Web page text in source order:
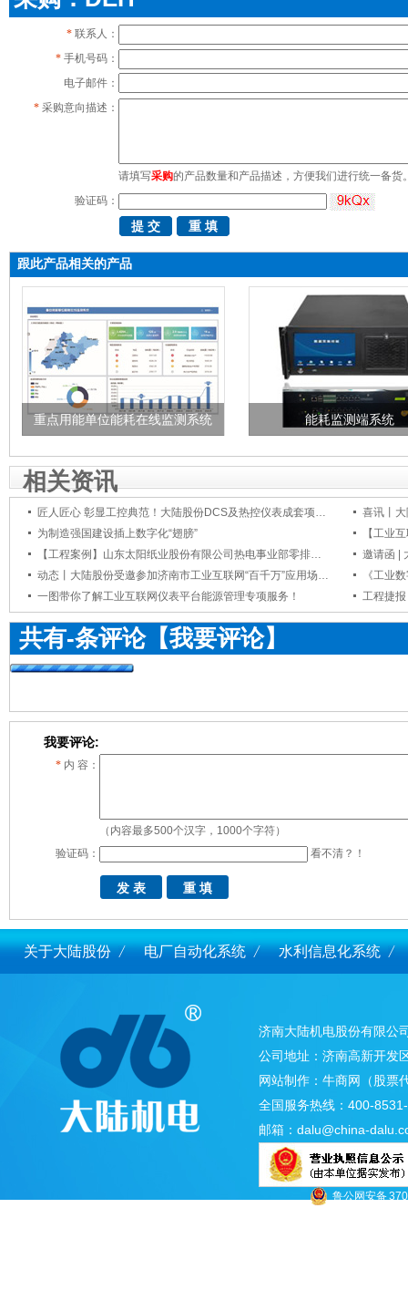
* 联系人：
* 手机号码：
电子邮件：
* 采购意向描述：
请填写采购的产品数量和产品描述，方便我们进行统一备货
验证码：
跟此产品相关的产品
重点用能单位能耗在线监测系统 能耗监测端系统
相关资讯
匠人匠心 彰显工控典范！大陆股份DCS及热控仪表成套项目积极推进中！
为制造强国建设插上数字化“翅膀”
【工程案例】山东太阳纸业股份有限公司热电事业部零排放项目DCS分散控制系统
动态丨大陆股份受邀参加济南市工业互联网“百千万”应用场景签约仪式！
一图带你了解工业互联网仪表平台能源管理专项服务！
共有-条评论【我要评论】
我要评论:
* 内 容：
（内容最多500个汉字，1000个字符）
验证码：
看不清？！
关于大陆股份 电厂自动化系统 水利信息化系统
济南大陆机电股份有限公
公司地址：济南高新开发
网站制作： 牛商网
（股票
全国服务热线：400-
邮箱： dalu@china-
鲁公网安备